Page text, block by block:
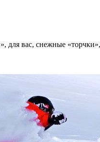
для вас, снежные